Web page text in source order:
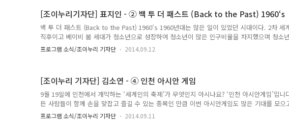
사를 무사히 봉헌할 수 있었고, 순탄하게 진행되었습니다. 교황님은 해미읍성 진..
[조이누리기자단] 표지인 - ② 백 투 더 패스트 (Back to the Past) 1960‘s
백 투 더 패스트 (Back to the Past) 1960‘s 1960년대는 많은 일이 있었던 시대이다. 2차 세
직후이고 베이비 붐 세대가 청소년으로 성장하여 청소년이 많은 인구비율을 차지했으며 청소
로 등장하였다. 미국에서는 소수에 대한 배려의 이데올로기가 확산되어 흑인, 여성, 아동에 대
활발하였다. 많은 젊은이가 베트남 전쟁에 파병되는 일도 발생하였다. 이에 대한 불만을 터뜨리
되기도 하였다. 이렇게 많은 일들이 있었기에 1960년대..
프로그램 소식/조이누리 기자단 2014.09.12
[조이누리 기자단] 김소연 - ④ 인천 아시안 게임
9월 19일에 인천에서 개막하는 ‘세계인의 축제’가 무엇인지 아시나요? ‘인천 아시안게임’입니
든 사람들이 함께 손을 맞잡고 즐길 수 있는 종목인 만큼 이번 아시안게임도 많은 기대를 모으
이 한번 'The Asian games INCHEON 2014'를 즐겨볼까요? ‘45억 아시아인의 축제’인 제 17
게임이 9월 19일부터 10월 4일까지 열립니다. 이번 대회에는 북한을 포함해서 올림픽평의회
프로그램 소식/조이누리 기자단 2014.09.11